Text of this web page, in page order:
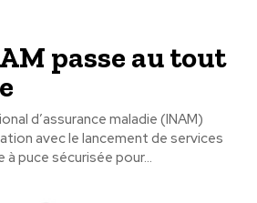
passe au tout
d’assurance maladie (INAM)
avec le lancement de services
à puce sécurisée pour...